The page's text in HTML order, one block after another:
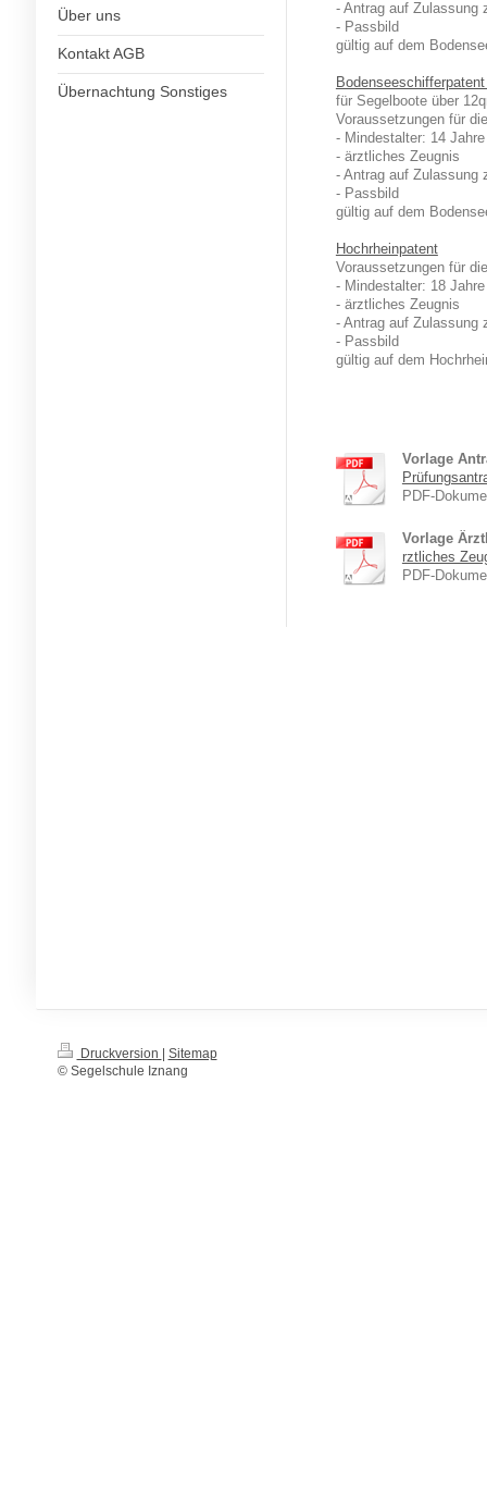
Über uns
Kontakt AGB
Übernachtung Sonstiges
- Antrag auf Zulassung
- Passbild
gültig auf dem
für Segelboote über
Voraussetzungen für
- Mindestalter: 14 Jahre
- ärztliches Zeugnis
- Antrag auf Zulassung
- Passbild
gültig auf dem
Hochrheinpatent
Voraussetzungen für
- Mindestalter: 18 Jahre
- ärztliches Zeugnis
- Antrag auf Zulassung
- Passbild
gültig auf dem
Vorlage
PDF-
Vorlage
rztliches
PDF-
Druckversion
Sitemap
© Segelschule Iznang